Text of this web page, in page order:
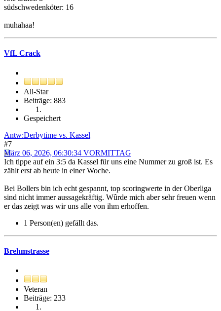
südschwedenköter: 16
muhahaa!
VfL Crack
All-Star
Beiträge: 883
Gespeichert
Antw:Derbytime vs. Kassel
#7
März 06, 2026, 06:30:34 VORMITTAG
Ich tippe auf ein 3:5 da Kassel für uns eine Nummer zu groß ist. Es
zählt erst ab heute in einer Woche.
Bei Bollers bin ich echt gespannt, top scoringwerte in der Oberliga
sind nicht immer aussagekräftig. Wûrde mich aber sehr freuen wenn
er das zeigt was wir uns alle von ihm erhoffen.
1 Person(en) gefällt das.
Brehmstrasse
Veteran
Beiträge: 233